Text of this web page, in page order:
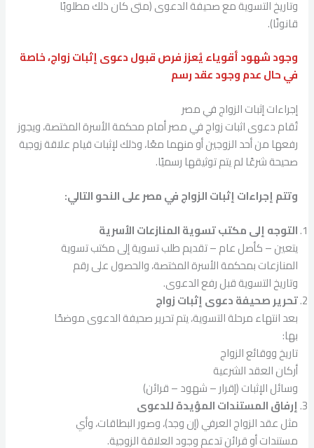
وتاريخ التسوية مع صحيفة الدعوى (متى كان ذلك مطلوبًا
قانونًا).
وجود شهود أقوياء يُعزز فرص قبول دعوى إثبات زواج، خاصة
في حال عدم وجود عقد رسم
إجراءات إثبات الزواج في مصر
تُقام دعوى اثبات زواج في مصر أمام محكمة الأسرة المختصة، ويجوز
رفعها من أحد الزوجين أو منهما معًا، وذلك لإثبات قيام علاقة زوجية
صحيحة شرعًا لم يتم توثيقها رسميًا.
وتتم إجراءات إثبات الزواج في مصر على النحو التالي:
التوجه إلى مكتب تسوية المنازعات الأسرية
يتعين – كأصل عام – تقديم طلب تسوية إلى مكتب تسوية
المنازعات بمحكمة الأسرة المختصة، والحصول على رقم
وتاريخ التسوية قبل رفع الدعوى.
تحرير صحيفة دعوى إثبات زواج
بعد انتهاء مرحلة التسوية، يتم تحرير صحيفة الدعوى موضحًا
بها:
تاريخ ووقائع الزواج
أركان العقد الشرعية
وسائل الإثبات (إقرار – شهود – قرائن)
إرفاق المستندات المؤيدة للدعوى
مثل عقد الزواج العرفي (إن وجد)، وصور البطاقات، وأي
مستندات أو قرائن تدعم وجود العلاقة الزوجية.